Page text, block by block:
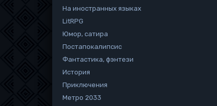
На иностранных языках
LitRPG
Юмор, сатира
Постапокалипсис
Фантастика, фэнтези
История
Приключения
Метро 2033